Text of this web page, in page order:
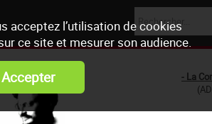
acceptez l’utilisation de cookies
ce site et mesurer son audience.
Accepter - La